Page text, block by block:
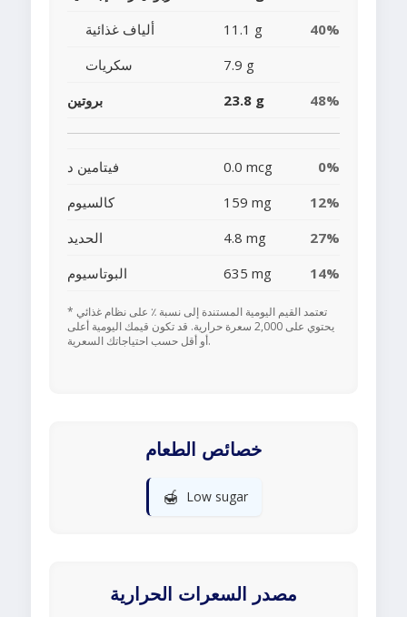
ألياف غذائية
11.1 g
40%
سكريات
7.9 g
بروتين
23.8 g 48%
فيتامين د 0.0 mcg
0%
كالسيوم
159 mg
12%
الحديد
4.8 mg
27%
البوتاسيوم
635 mg 14%
* تعتمد القيم اليومية المستندة إلى نسبة ٪ على نظام غذائي
يحتوي على 2,000 سعرة حرارية. قد تكون قيمك اليومية أعلى
أو أقل حسب احتياجاتك السعرية.
خصائص الطعام
🍯 Low sugar
مصدر السعرات الحرارية